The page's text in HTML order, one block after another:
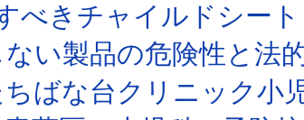
べきチャイルドシート
い製品の危険性と法
リニック小児